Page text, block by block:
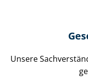
Unsere